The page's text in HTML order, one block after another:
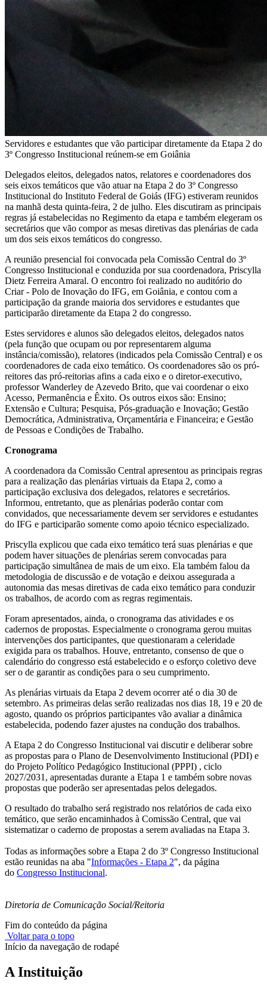
Servidores e estudantes que vão participar diretamente da Etapa 2 do
3º Congresso Institucional reúnem-se em Goiânia
Delegados eleitos, delegados natos, relatores e coordenadores dos
seis eixos temáticos que vão atuar na Etapa 2 do 3º Congresso
Institucional do Instituto Federal de Goiás (IFG) estiveram reunidos
na manhã desta quinta-feira, 2 de julho. Eles discutiram as principais
regras já estabelecidas no Regimento da etapa e também elegeram os
secretários que vão compor as mesas diretivas das plenárias de cada
um dos seis eixos temáticos do congresso.
A reunião presencial foi convocada pela Comissão Central do 3º
Congresso Institucional e conduzida por sua coordenadora, Priscylla
Dietz Ferreira Amaral. O encontro foi realizado no auditório do
Criar - Polo de Inovação do IFG, em Goiânia, e contou com a
participação da grande maioria dos servidores e estudantes que
participarão diretamente da Etapa 2 do congresso.
Estes servidores e alunos são delegados eleitos, delegados natos
(pela função que ocupam ou por representarem alguma
instância/comissão), relatores (indicados pela Comissão Central) e os
coordenadores de cada eixo temático. Os coordenadores são os pró-
reitores das pró-reitorias afins a cada eixo e o diretor-executivo,
professor Wanderley de Azevedo Brito, que vai coordenar o eixo
Acesso, Permanência e Êxito. Os outros eixos são: Ensino;
Extensão e Cultura; Pesquisa, Pós-graduação e Inovação; Gestão
Democrática, Administrativa, Orçamentária e Financeira; e Gestão
de Pessoas e Condições de Trabalho.
Cronograma
A coordenadora da Comissão Central apresentou as principais regras
para a realização das plenárias virtuais da Etapa 2, como a
participação exclusiva dos delegados, relatores e secretários.
Informou, entretanto, que as plenárias poderão contar com
convidados, que necessariamente devem ser servidores e estudantes
do IFG e participarão somente como apoio técnico especializado.
Priscylla explicou que cada eixo temático terá suas plenárias e que
podem haver situações de plenárias serem convocadas para
participação simultânea de mais de um eixo. Ela também falou da
metodologia de discussão e de votação e deixou assegurada a
autonomia das mesas diretivas de cada eixo temático para conduzir
os trabalhos, de acordo com as regras regimentais.
Foram apresentados, ainda, o cronograma das atividades e os
cadernos de propostas. Especialmente o cronograma gerou muitas
intervenções dos participantes, que questionaram a celeridade
exigida para os trabalhos. Houve, entretanto, consenso de que o
calendário do congresso está estabelecido e o esforço coletivo deve
ser o de garantir as condições para o seu cumprimento.
As plenárias virtuais da Etapa 2 devem ocorrer até o dia 30 de
setembro. As primeiras delas serão realizadas nos dias 18, 19 e 20 de
agosto, quando os próprios participantes vão avaliar a dinâmica
estabelecida, podendo fazer ajustes na condução dos trabalhos.
A Etapa 2 do Congresso Institucional vai discutir e deliberar sobre
as propostas para o Plano de Desenvolvimento Institucional (PDI) e
do Projeto Político Pedagógico Institucional (PPPI) , ciclo
2027/2031, apresentadas durante a Etapa 1 e também sobre novas
propostas que poderão ser apresentadas pelos delegados.
O resultado do trabalho será registrado nos relatórios de cada eixo
temático, que serão encaminhados à Comissão Central, que vai
sistematizar o caderno de propostas a serem avaliadas na Etapa 3.
Todas as informações sobre a Etapa 2 do 3º Congresso Institucional
estão reunidas na aba "Informações - Etapa 2", da página
do Congresso Institucional.
Diretoria de Comunicação Social/Reitoria
Fim do conteúdo da página
Voltar para o topo
Início da navegação de rodapé
A Instituição